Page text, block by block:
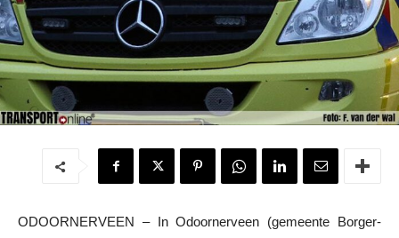
ODOORNERVEEN – In Odoornerveen (gemeente Borger-